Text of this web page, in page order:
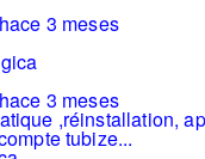
hace 3 meses
hace 3 meses
,réinstallation,
tubize...